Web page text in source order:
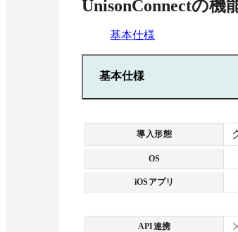
UnisonConnectの機
基本仕様
基本仕様
導入形態
OS
iOSアプリ
API連携